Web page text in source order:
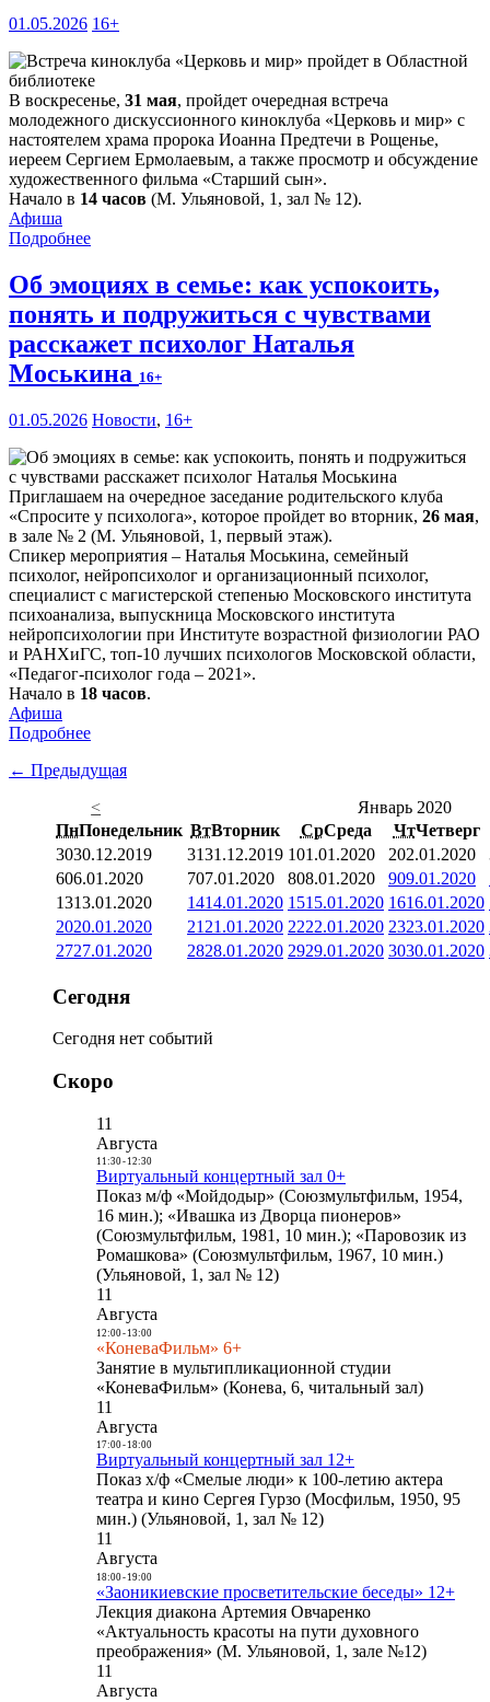
01.05.2026 16+
В воскресенье, 31 мая, пройдет очередная встреча
молодежного дискуссионного киноклуба «Церковь и мир» с
настоятелем храма пророка Иоанна Предтечи в Рощенье,
иереем Сергием Ермолаевым, а также просмотр и обсуждение
художественного фильма «Старший сын».
Начало в 14 часов (М. Ульяновой, 1, зал № 12).
Афиша
Подробнее
Об эмоциях в семье: как успокоить,
понять и подружиться с чувствами
расскажет психолог Наталья
Моськина 16+
01.05.2026 Новости, 16+
Приглашаем на очередное заседание родительского клуба
«Спросите у психолога», которое пройдет во вторник, 26 мая,
в зале № 2 (М. Ульяновой, 1, первый этаж).
Спикер мероприятия – Наталья Моськина, семейный
психолог, нейропсихолог и организационный психолог,
специалист с магистерской степенью Московского института
психоанализа, выпускница Московского института
нейропсихологии при Институте возрастной физиологии РАО
и РАНХиГС, топ-10 лучших психологов Московской области,
«Педагог-психолог года – 2021».
Начало в 18 часов.
Афиша
Подробнее
← Предыдущая
<
Январь 2020
ПнПонедельник ВтВторник СрСреда ЧтЧетверг
3030.12.2019 3131.12.2019 101.01.2020 202.01.2020
606.01.2020 707.01.2020 808.01.2020 909.01.2020
1313.01.2020 1414.01.2020 1515.01.2020 1616.01.2020
2020.01.2020 21 21.01.2020 2222.01.2020 2323.01.2020
2727.01.2020 2828.01.2020 2929.01.2020 3030.01.2020
Сегодня
Сегодня нет событий
Скоро
11
Августа
11:30- 12:30
Виртуальный концертный зал 0+
Показ м/ф «Мойдодыр» (Союзмультфильм, 1954,
16 мин.); «Ивашка из Дворца пионеров»
(Союзмультфильм, 1981, 10 мин.); «Паровозик из
Ромашкова» (Союзмультфильм, 1967, 10 мин.)
(Ульяновой, 1, зал № 12)
11
Августа
12:00- 13:00
«КоневаФильм» 6+
Занятие в мультипликационной студии
«КоневаФильм» (Конева, 6, читальный зал)
11
Августа
17:00- 18:00
Виртуальный концертный зал 12+
Показ х/ф «Смелые люди» к 100-летию актера
театра и кино Сергея Гурзо (Мосфильм, 1950, 95
мин.) (Ульяновой, 1, зал № 12)
11
Августа
18:00- 19:00
«Заоникиевские просветительские беседы» 12+
Лекция диакона Артемия Овчаренко
«Актуальность красоты на пути духовного
преображения» (М. Ульяновой, 1, зале №12)
11
Августа